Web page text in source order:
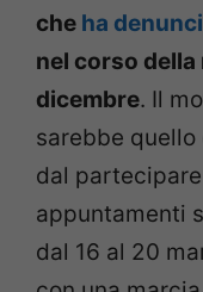
che ha
nel corso della
dicembre. Il
sarebbe
dal
appuntamenti
dal 16 al 20